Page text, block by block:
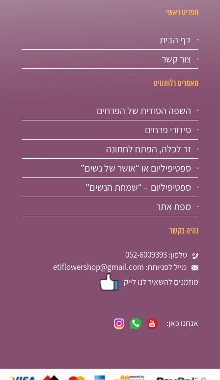
תפריט ראשי
דף הבית
צור קשר
מאמרים רלוונטים
השפה הסודית של הפרחים
סידורי פרחים
זר לכלה, הפתח לחתונה
ספטיפיליום או “אושר של נשים”
ספטיפיליום – “שמחת הנשים”
מפת אתר
נהיה בקשר
טלפון: 052-6009393
מייל לפניותת: etiflowershop@gmail.com
מוזמנים להשאיר לנו לייק
אנחנו כאן: